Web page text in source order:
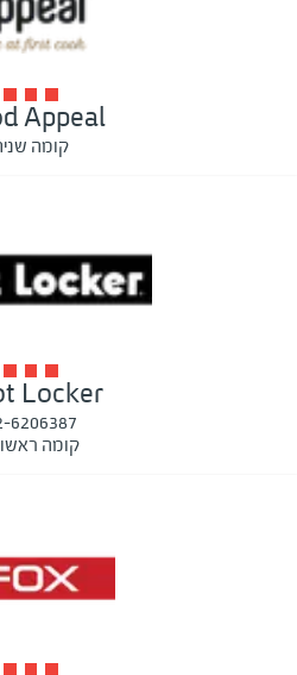
Appeal
קומה
Locker
6206387
קומה